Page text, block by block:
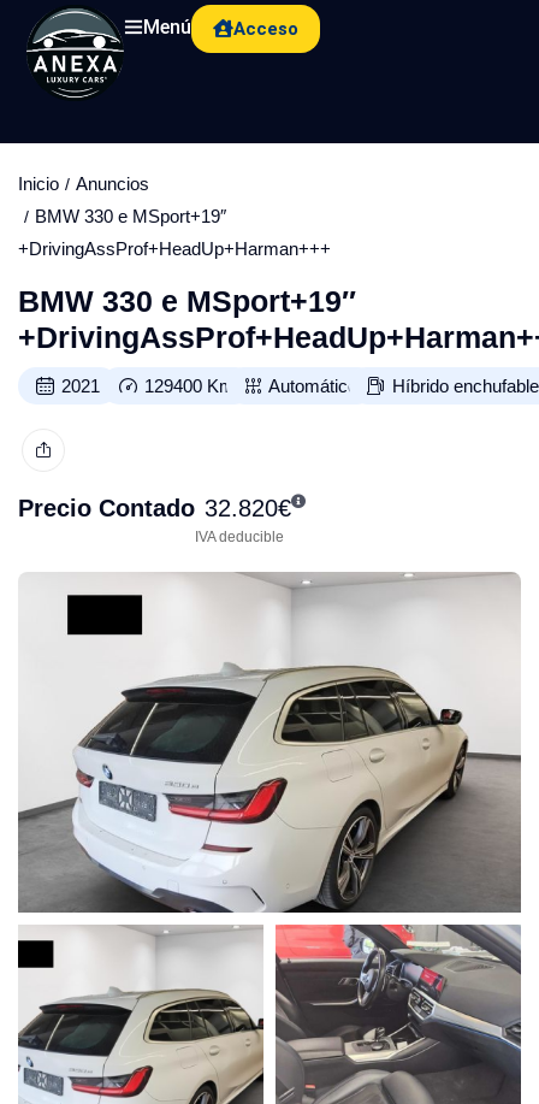
Menú Acceso
Inicio
Anuncios
BMW 330 e MSport+19″
+DrivingAssProf+HeadUp+Harman+++
BMW 330 e MSport+19″
2021 129400 Km Automático Híbrido enchufable
Precio Contado 32.820€
IVA deducible